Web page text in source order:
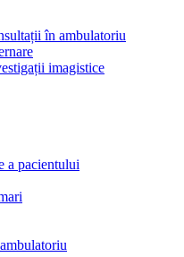
în ambulatoriu
imagistice
a pacientului